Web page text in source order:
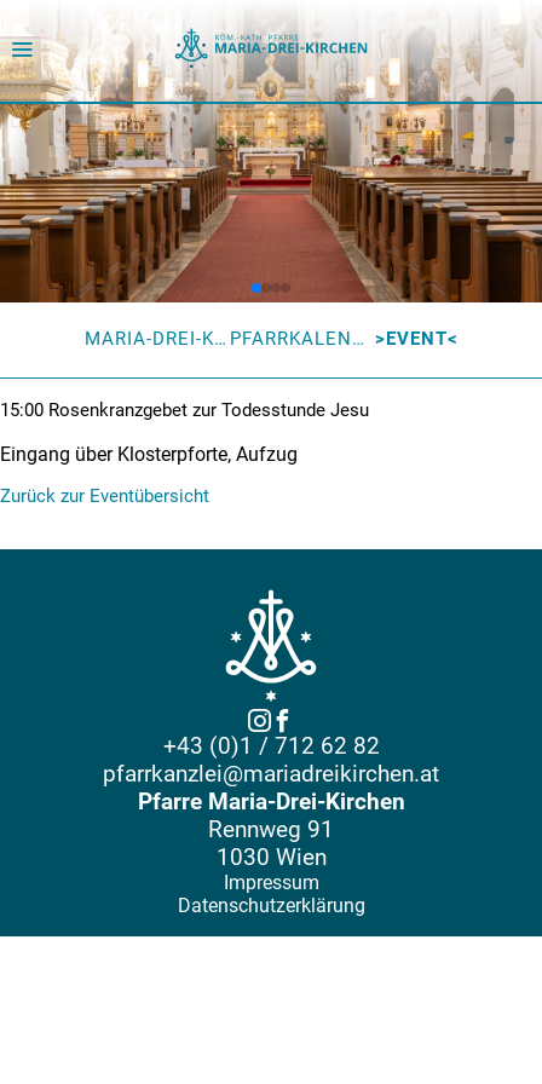
MARIA-DREI-KIRCHEN PFARRKALENDER EVENT
15:00 Rosenkranzgebet zur Todesstunde Jesu
Eingang über Klosterpforte, Aufzug
Zurück zur Eventübersicht
+43 (0)1 / 712 62 82
pfarrkanzlei@mariadreikirchen.at
Pfarre Maria-Drei-Kirchen
Rennweg 91
1030 Wien
Impressum
Datenschutzerklärung